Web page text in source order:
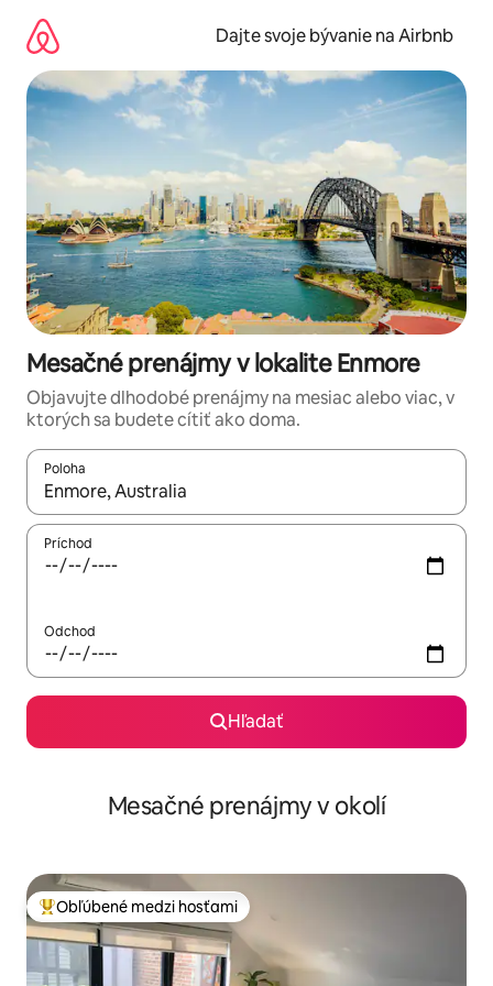
obsah.
Dajte svoje bývanie na Airbnb
Mesačné prenájmy v lokalite Enmore
Objavujte dlhodobé prenájmy na mesiac alebo viac, v
ktorých sa budete cítiť ako doma.
Poloha
Keď budú výsledky k dispozícii, môžete si ich prechádzať
Príchod
Odchod
Hľadať
Mesačné prenájmy v okolí
Najobľúbenejšie medzi hosťami
Obľúbené medzi hosťami